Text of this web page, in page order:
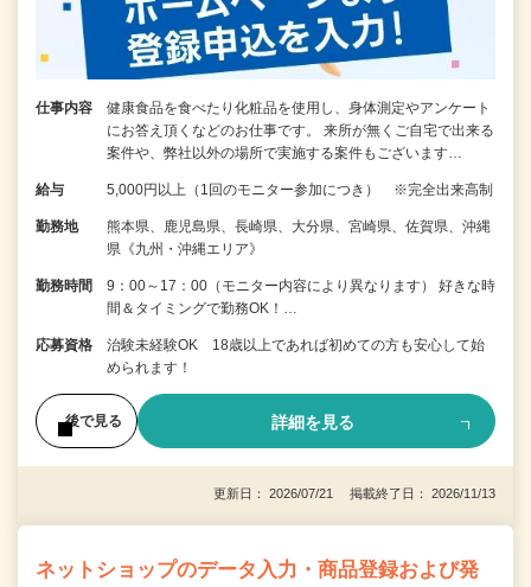
仕事内容
健康食品を食べたり化粧品を使用し、身体測定やアンケート
にお答え頂くなどのお仕事です。 来所が無くご自宅で出来る
案件や、弊社以外の場所で実施する案件もございます…
給与 5,000円以上（1回のモニター参加につき） ※完全出来高制
勤務地
熊本県、鹿児島県、長崎県、大分県、宮崎県、佐賀県、沖縄
県《九州・沖縄エリア》
勤務時間
9：00～17：00（モニター内容により異なります） 好きな時
間＆タイミングで勤務OK！…
応募資格
治験未経験OK 18歳以上であれば初めての方も安心して始
められます！
後で見る 詳細を見る
更新日： 2026/07/21 掲載終了日： 2026/11/13
ネットショップのデータ入力・商品登録および発